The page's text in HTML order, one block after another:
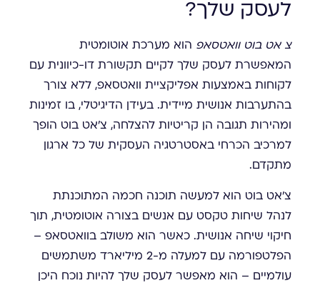
לעסק שלך?
צ אט בוט וואטסאפ הוא מערכת אוטומטית
המאפשרת לעסק שלך לקיים תקשורת דו-כיוונית עם
לקוחות באמצעות אפליקציית וואטסאפ, ללא צורך
בהתערבות אנושית מיידית. בעידן הדיגיטלי, בו זמינות
ומהירות תגובה הן קריטיות להצלחה, צ'אט בוט הופך
למרכיב הכרחי באסטרטגיה העסקית של כל ארגון
מתקדם.
צ'אט בוט הוא למעשה תוכנה חכמה המתוכנתת
לנהל שיחות טקסט עם אנשים בצורה אוטומטית, תוך
חיקוי שיחה אנושית. כאשר הוא משולב בוואטסאפ –
הפלטפורמה עם למעלה מ-2 מיליארד משתמשים
עולמיים – הוא מאפשר לעסק שלך להיות נוכח היכן